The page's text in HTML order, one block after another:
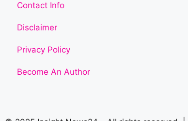
Contact Info
Disclaimer
Privacy Policy
Become An Author